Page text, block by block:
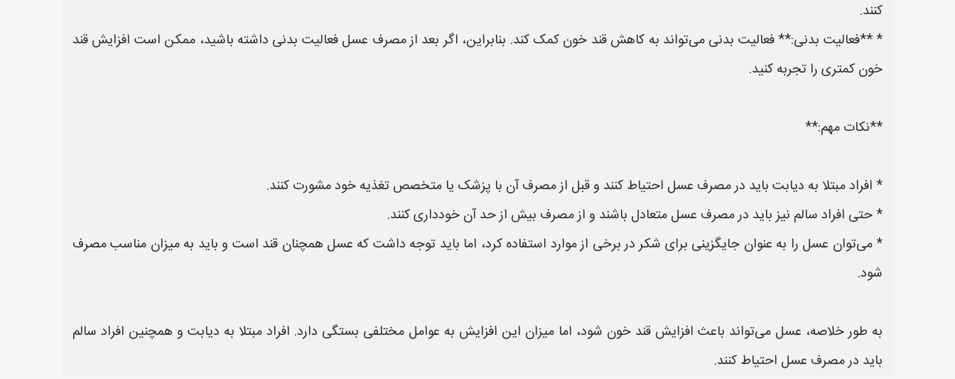
کنند.
* **فعالیت بدنی:** فعالیت بدنی می‌تواند به کاهش قند خون کمک کند. بنابراین، اگر بعد از مصرف عسل فعالیت بدنی داشته باشید، ممکن است افزایش قند
خون کمتری را تجربه کنید.
**نکات مهم:**
* افراد مبتلا به دیابت باید در مصرف عسل احتیاط کنند و قبل از مصرف آن با پزشک یا متخصص تغذیه خود مشورت کنند.
* حتی افراد سالم نیز باید در مصرف عسل متعادل باشند و از مصرف بیش از حد آن خودداری کنند.
* می‌توان عسل را به عنوان جایگزینی برای شکر در برخی از موارد استفاده کرد، اما باید توجه داشت که عسل همچنان قند است و باید به میزان مناسب مصرف
شود.
به طور خلاصه، عسل می‌تواند باعث افزایش قند خون شود، اما میزان این افزایش به عوامل مختلفی بستگی دارد. افراد مبتلا به دیابت و همچنین افراد سالم
باید در مصرف عسل احتیاط کنند.